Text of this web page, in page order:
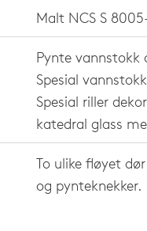
Malt NCS S
Pynte vannstokk
Spesial
Spesial riller
katedral glass
To ulike fløyet
og pynteknekker.